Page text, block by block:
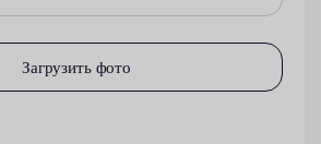
Загрузить фото